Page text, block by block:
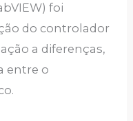
foi
do controlador
a diferenças,
entre o